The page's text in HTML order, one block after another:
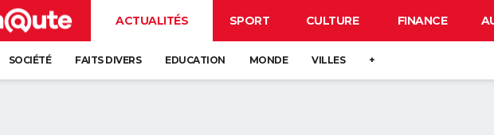
ACTUALITÉS SPORT CULTURE FINANCE
SOCIÉTÉ FAITS DIVERS EDUCATION MONDE VILLES +